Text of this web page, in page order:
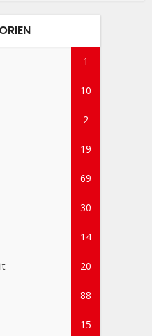
1
10
2
19
69
30
14
20
88
15